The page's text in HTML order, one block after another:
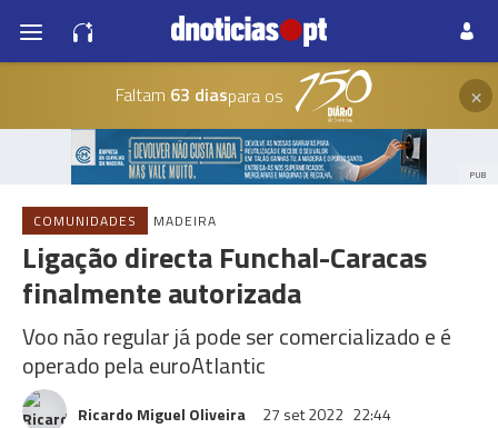
Faltam 63 diaspara os ×
PUB
COMUNIDADES MADEIRA
Ligação directa Funchal-Caracas
finalmente autorizada
Voo não regular já pode ser comercializado e é
operado pela euroAtlantic
Ricardo Miguel Oliveira 27 set 2022 22:44